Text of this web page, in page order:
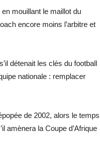
mouillant le maillot du
encore moins l’arbitre et
détenait les clés du football
nationale : remplacer
de 2002, alors le temps
amènera la Coupe d’Afrique